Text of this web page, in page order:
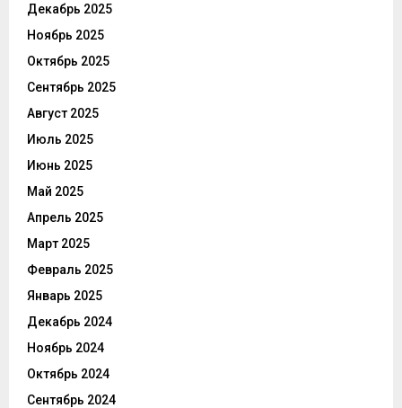
Декабрь 2025
Ноябрь 2025
Октябрь 2025
Сентябрь 2025
Август 2025
Июль 2025
Июнь 2025
Май 2025
Апрель 2025
Март 2025
Февраль 2025
Январь 2025
Декабрь 2024
Ноябрь 2024
Октябрь 2024
Сентябрь 2024